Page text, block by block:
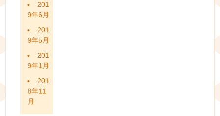
201
9年6月
201
9年5月
201
9年1月
201
8年11
月